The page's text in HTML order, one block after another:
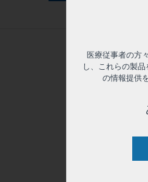
医療従事者の方
し、これらの製
の情報提供